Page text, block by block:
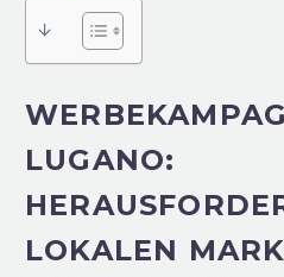
↓
LUGANO:
LOKALEN